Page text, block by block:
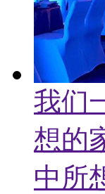
我们
想的
中所